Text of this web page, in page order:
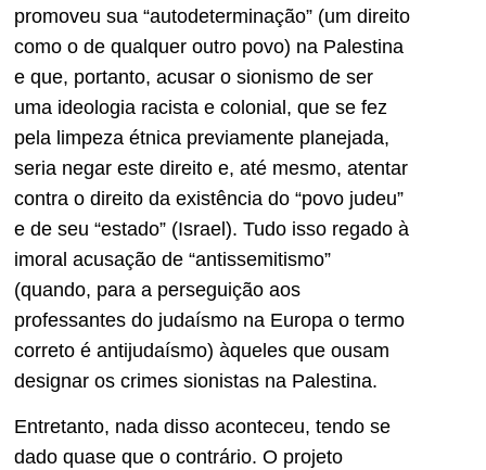
promoveu sua “autodeterminação” (um direito
como o de qualquer outro povo) na Palestina
e que, portanto, acusar o sionismo de ser
uma ideologia racista e colonial, que se fez
pela limpeza étnica previamente planejada,
seria negar este direito e, até mesmo, atentar
contra o direito da existência do “povo judeu”
e de seu “estado” (Israel). Tudo isso regado à
imoral acusação de “antissemitismo”
(quando, para a perseguição aos
professantes do judaísmo na Europa o termo
correto é antijudaísmo) àqueles que ousam
designar os crimes sionistas na Palestina.
Entretanto, nada disso aconteceu, tendo se
dado quase que o contrário. O projeto